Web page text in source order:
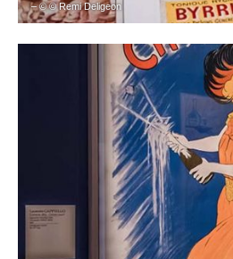
– © © Remi Deligeon